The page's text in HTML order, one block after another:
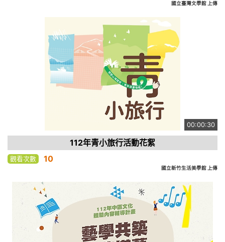
國立臺灣文學館 上傳
00:00:30
112年青小旅行活動花絮
觀看次數 10
國立新竹生活美學館 上傳